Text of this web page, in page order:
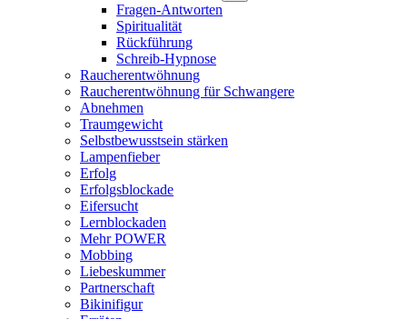
Fragen-Antworten
Spiritualität
Rückführung
Schreib-Hypnose
Raucherentwöhnung
Raucherentwöhnung für Schwangere
Abnehmen
Traumgewicht
Selbstbewusstsein stärken
Lampenfieber
Erfolg
Erfolgsblockade
Eifersucht
Lernblockaden
Mehr POWER
Mobbing
Liebeskummer
Partnerschaft
Bikinifigur